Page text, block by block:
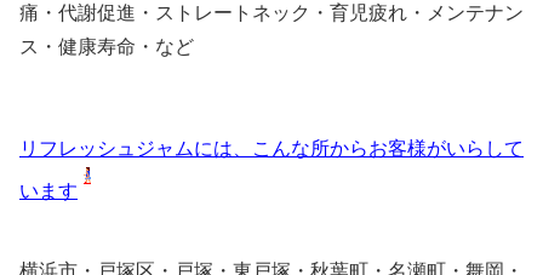
痛・代謝促進・ストレートネック・育児疲れ・メンテナン
ス・健康寿命・など
リフレッシュジャムには、こんな所からお客様がいらして
います
横浜市・戸塚区・戸塚・東戸塚・秋葉町・名瀬町・舞岡・